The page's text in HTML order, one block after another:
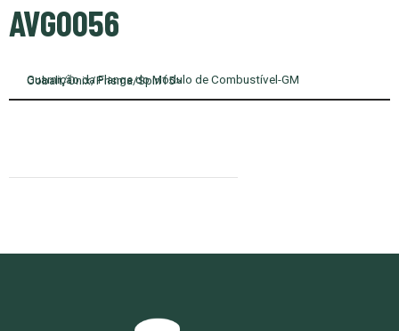
AVG0056
Guarnição da Flange do Módulo de Combustível-GM Cobalt/Onix/Prisma/Spin15>